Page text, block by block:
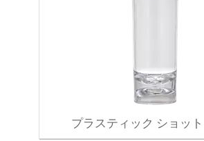
プラスティック ショッ